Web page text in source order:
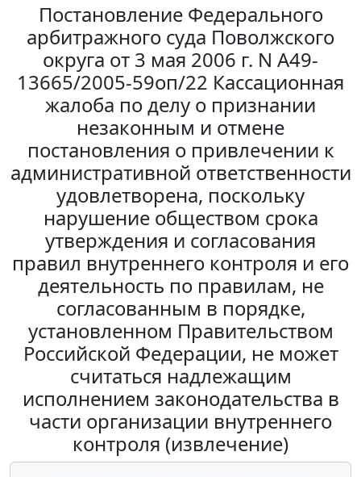
Постановление Федерального
арбитражного суда Поволжского
округа от 3 мая 2006 г. N А49-
13665/2005-59оп/22 Кассационная
жалоба по делу о признании
незаконным и отмене
постановления о привлечении к
административной ответственности
удовлетворена, поскольку
нарушение обществом срока
утверждения и согласования
правил внутреннего контроля и его
деятельность по правилам, не
согласованным в порядке,
установленном Правительством
Российской Федерации, не может
считаться надлежащим
исполнением законодательства в
части организации внутреннего
контроля (извлечение)